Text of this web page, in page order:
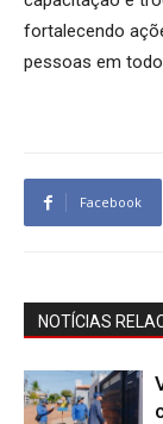
fortalecendo
pessoas em
Facebook
NOTÍCIAS